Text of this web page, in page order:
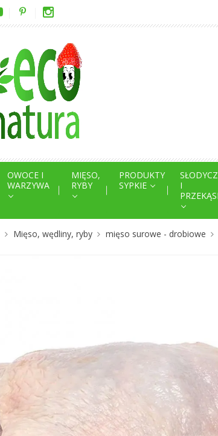
OWOCE I
WARZYWA
MIĘSO,
RYBY
PRODUKTY
SYPKIE
I
Mięso, wędliny, ryby mięso surowe - drobiowe